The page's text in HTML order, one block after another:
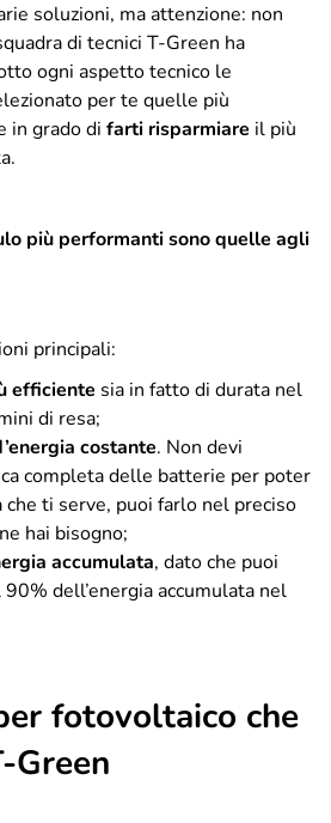
soluzioni, ma attenzione: non
di tecnici T-Green ha
ogni aspetto tecnico le
per te quelle più
in grado di farti risparmiare il più
più performanti sono quelle agli
principali:
efficiente sia in fatto di durata nel
di resa;
costante. Non devi
completa delle batterie per poter
ti serve, puoi farlo nel preciso
hai bisogno;
accumulata, dato che puoi
dell’energia accumulata nel
fotovoltaico che
Green